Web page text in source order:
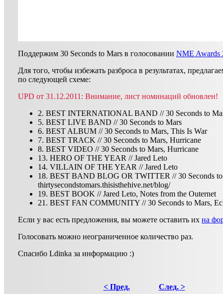
Поддержим 30 Seconds to Mars в голосовании NME Awards
Для того, чтобы избежать разброса в результатах,
по следующей схеме:
UPD от 31.12.2011: Внимание, лист номинаций обновлен!
2. BEST INTERNATIONAL BAND // 30 Seconds to
5. BEST LIVE BAND // 30 Seconds to Mars
6. BEST ALBUM // 30 Seconds to Mars, This Is War
7. BEST TRACK // 30 Seconds to Mars, Hurricane
8. BEST VIDEO // 30 Seconds to Mars, Hurricane
13. HERO OF THE YEAR // Jared Leto
14. VILLAIN OF THE YEAR // Jared Leto
18. BEST BAND BLOG OR TWITTER // 30 Seconds
thirtysecondstomars.thisisthehive.net/blog/
19. BEST BOOK // Jared Leto, Notes from the Outernet
21. BEST FAN COMMUNITY // 30 Seconds to Mars,
Если у вас есть предложения, вы можете оставить их на
Голосовать можно неограниченное количество раз.
Спасибо Ldinka за информацию :)
< Пред. След. >